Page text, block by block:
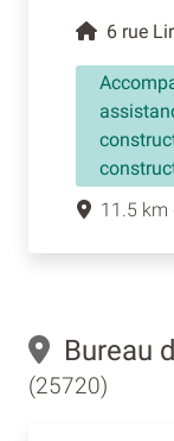
6 rue
11.5 km
Bureau
(25720)